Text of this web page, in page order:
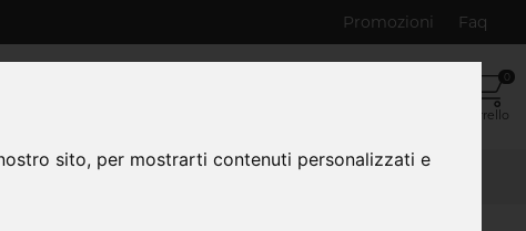
sito, per mostrarti contenuti personalizzati e
Promozioni Faq
Carrello
0